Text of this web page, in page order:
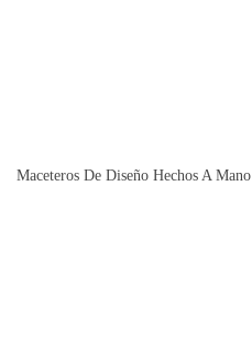
Maceteros De Diseño Hechos A Mano